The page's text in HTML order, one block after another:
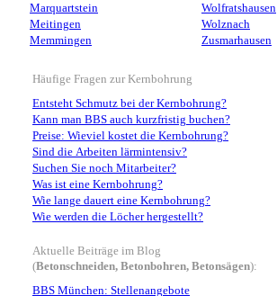
Marquartstein
Meitingen
Memmingen
Wolfratshausen
Wolznach
Zusmarhausen
Häufige Fragen zur Kernbohrung
Entsteht Schmutz bei der Kernbohrung?
Kann man BBS auch kurzfristig buchen?
Preise: Wieviel kostet die Kernbohrung?
Sind die Arbeiten lärmintensiv?
Suchen Sie noch Mitarbeiter?
Was ist eine Kernbohrung?
Wie lange dauert eine Kernbohrung?
Wie werden die Löcher hergestellt?
Aktuelle Beiträge im Blog
(Betonschneiden, Betonbohren, Betonsägen):
BBS München: Stellenangebote